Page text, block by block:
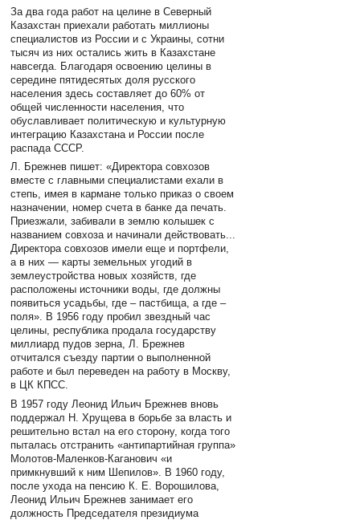
За два года работ на целине в Северный
Казахстан приехали работать миллионы
специалистов из России и с Украины, сотни
тысяч из них остались жить в Казахстане
навсегда. Благодаря освоению целины в
середине пятидесятых доля русского
населения здесь составляет до 60% от
общей численности населения, что
обуславливает политическую и культурную
интеграцию Казахстана и России после
распада СССР.
Л. Брежнев пишет: «Директора совхозов
вместе с главными специалистами ехали в
степь, имея в кармане только приказ о своем
назначении, номер счета в банке да печать.
Приезжали, забивали в землю колышек с
названием совхоза и начинали действовать...
Директора совхозов имели еще и портфели,
а в них — карты земельных угодий в
землеустройства новых хозяйств, где
расположены источники воды, где должны
появиться усадьбы, где – пастбища, а где –
поля». В 1956 году пробил звездный час
целины, республика продала государству
миллиард пудов зерна, Л. Брежнев
отчитался съезду партии о выполненной
работе и был переведен на работу в Москву,
в ЦК КПСС.
В 1957 году Леонид Ильич Брежнев вновь
поддержал Н. Хрущева в борьбе за власть и
решительно встал на его сторону, когда того
пыталась отстранить «антипартийная группа»
Молотов-Маленков-Каганович «и
примкнувший к ним Шепилов». В 1960 году,
после ухода на пенсию К. Е. Ворошилова,
Леонид Ильич Брежнев занимает его
должность Председателя президиума